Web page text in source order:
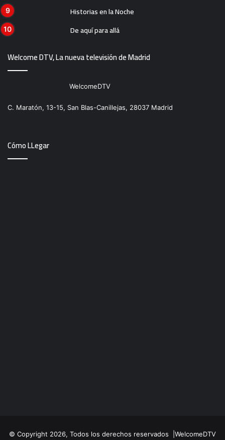
Historias en la Noche
De aquí para allá
Welcome DTV, La nueva televisión de Madrid
WelcomeDTV
C. Maratón, 13-15, San Blas-Canillejas, 28037 Madrid
Cómo LLegar
© Copyright 2026, Todos los derechos reservados |WelcomeDTV